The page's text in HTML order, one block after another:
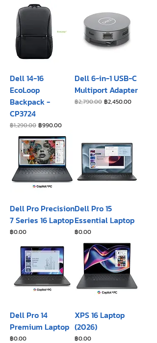
Dell 14-16
EcoLoop
Backpack -
CP3724
ราคาปกติ
฿1,290.00 ราคาขายลด
฿990.00
Dell 6-in-1 USB-C
Multiport Adapter
ราคาปกติ
฿2,790.00 ราคาขายลด
฿2,450.00
Dell Pro Precision
7 Series 16 Laptop
ราคา
฿0.00
Dell Pro 15
Essential Laptop
ราคา
฿0.00
Dell Pro 14
Premium Laptop
ราคา
฿0.00
XPS 16 Laptop
(2026)
ราคา
฿0.00